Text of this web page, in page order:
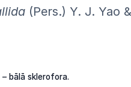
(Pers.) Y. J. Yao
bālā sklerofora.